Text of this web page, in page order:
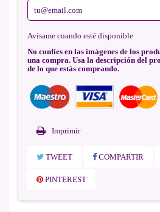
Avísame cuando esté disponible
No confíes en las imágenes de los
una compra. Usa la descripción del
de lo que estás comprando.
Imprimir
TWEET COMPARTIR
PINTEREST